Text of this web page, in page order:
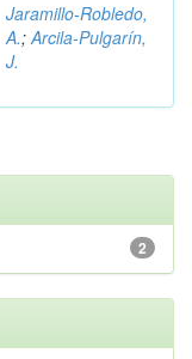
Jaramillo-Robledo,
A.;Arcila-Pulgarín,
J.
2